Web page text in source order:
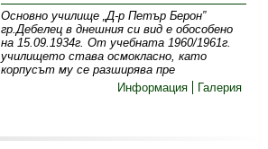
Основно училище „Д-р Петър Берон”
гр.Дебелец в днешния си вид е обособено
на 15.09.1934г. От учебната 1960/1961г.
училището става осмокласно, като
корпусът му се разширява пре
Информация
Галерия